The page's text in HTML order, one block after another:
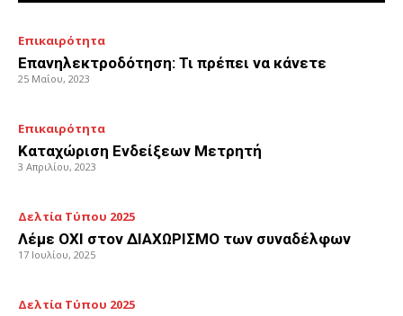
Επικαιρότητα
Επανηλεκτροδότηση: Τι πρέπει να κάνετε
25 Μαΐου, 2023
Επικαιρότητα
Καταχώριση Ενδείξεων Μετρητή
3 Απριλίου, 2023
Δελτία Τύπου 2025
Λέμε ΟΧΙ στον ΔΙΑΧΩΡΙΣΜΟ των συναδέλφων
17 Ιουλίου, 2025
Δελτία Τύπου 2025